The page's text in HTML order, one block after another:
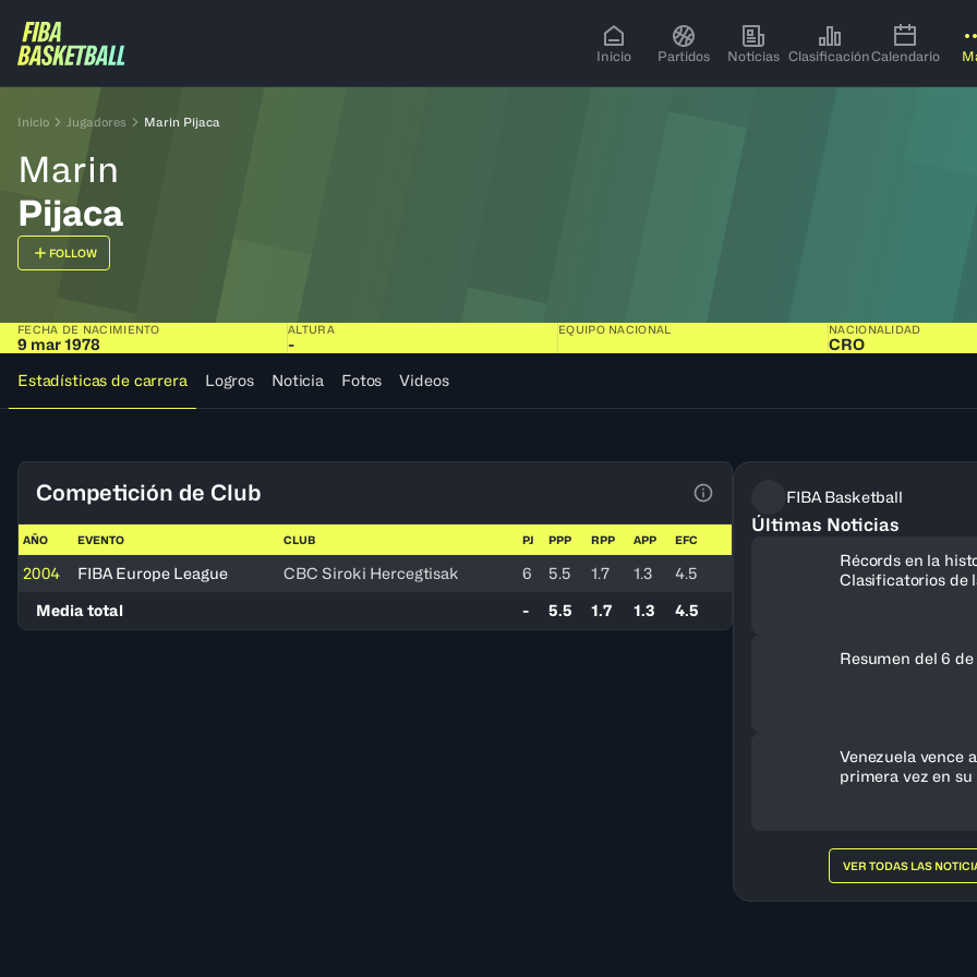
Inicio Partidos Noticias ClasificaciónCalendario
Inicio Jugadores Marin Pijaca
Marin
Pijaca
FOLLOW
FECHA DE NACIMIENTO
9 mar 1978
ALTURA
-
EQUIPO NACIONAL NACIONALIDAD
CRO
Estadísticas de carrera
Logros Noticia Fotos Videos
Competición de Club
Ver la leyenda
AÑO EVENTO CLUB PJ PPP RPP APP EFC
2004 FIBA Europe League CBC Siroki Hercegtisak 6 5.5 1.7 1.3
4.5
Media total
- 5.5 1.7 1.3 4.5
FIBA Basketball
Últimas Noticias
Récords en la
Clasificatorios de
Resumen del 6 de
Venezuela vence
primera vez en
VER TODAS LAS